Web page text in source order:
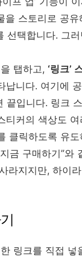
스토리로 공
선택합니다. 그
탭하고, ‘링크’
니다. 여기에
끝입니다. 링크
커의 색상도
클릭하도록 유
금 구매하기”
라지지만, 하이
링크를 직접